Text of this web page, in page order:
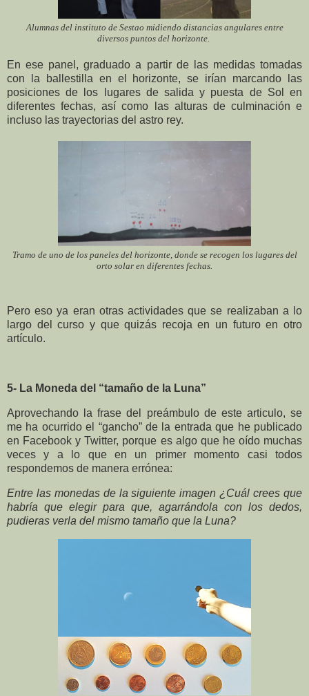
Alumnas del instituto de Sestao midiendo distancias angulares entre
diversos puntos del horizonte.
En ese panel, graduado a partir de las medidas tomadas
con la ballestilla en el horizonte, se irían marcando las
posiciones de los lugares de salida y puesta de Sol en
diferentes fechas, así como las alturas de culminación e
incluso las trayectorias del astro rey.
Tramo de uno de los paneles del horizonte, donde se recogen los lugares del
orto solar en diferentes fechas.
Pero eso ya eran otras actividades que se realizaban a lo
largo del curso y que quizás recoja en un futuro en otro
artículo.
5- La Moneda del “tamaño de la Luna”
Aprovechando la frase del preámbulo de este articulo, se
me ha ocurrido el “gancho” de la entrada que he publicado
en Facebook y Twitter, porque es algo que he oído muchas
veces y a lo que en un primer momento casi todos
respondemos de manera errónea:
Entre las monedas de la siguiente imagen ¿Cuál crees que
habría que elegir para que, agarrándola con los dedos,
pudieras verla del mismo tamaño que la Luna?